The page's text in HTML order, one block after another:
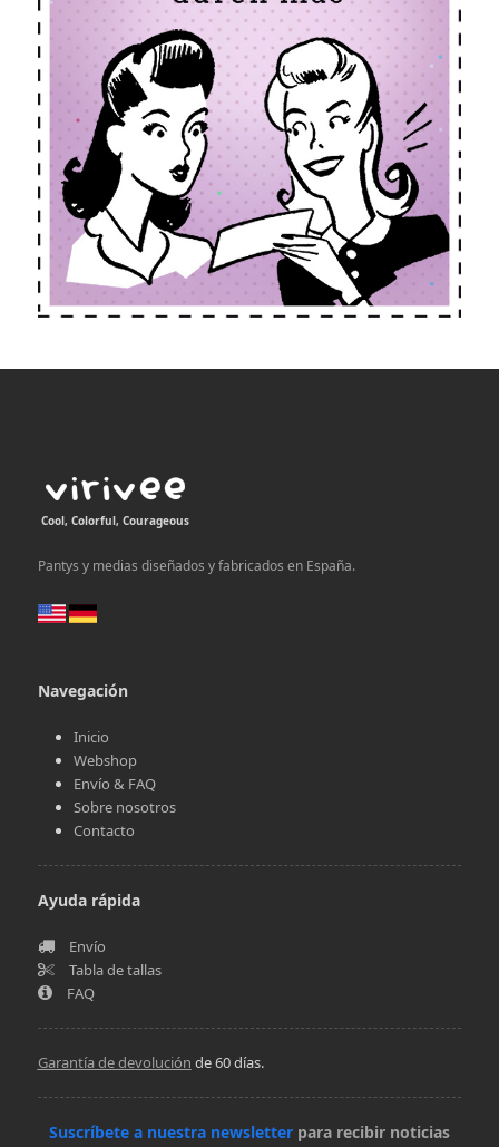
Cool, Colorful, Courageous
Pantys y medias diseñados y fabricados en España.
Navegación
Inicio
Webshop
Envío & FAQ
Sobre nosotros
Contacto
Ayuda rápida
Envío
Tabla de tallas
FAQ
Garantía de devolución de 60 días.
Suscríbete a nuestra newsletter para recibir noticias